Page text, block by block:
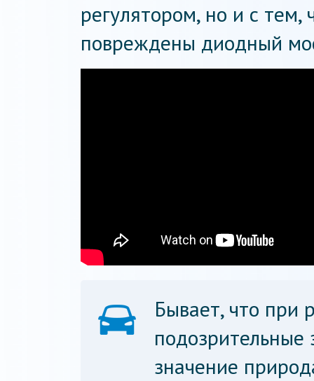
регулятором, но и с
повреждены диодный
Бывает, что при
подозрительные
значение